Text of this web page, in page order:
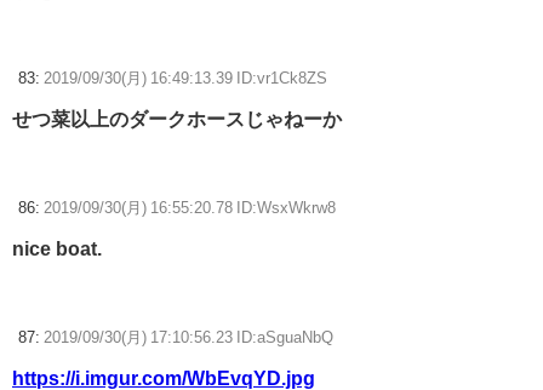
83: 2019/09/30(月) 16:49:13.39 ID:vr1Ck8ZS
せつ菜以上のダークホースじゃねーか
86: 2019/09/30(月) 16:55:20.78 ID:WsxWkrw8
nice boat.
87: 2019/09/30(月) 17:10:56.23 ID:aSguaNbQ
https://i.imgur.com/WbEvqYD.jpg